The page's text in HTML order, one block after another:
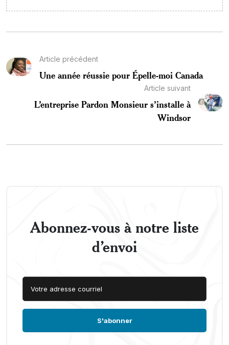
Article précédent
Une année réussie pour Épelle-moi Canada
Article suivant
L’entreprise Pardon Monsieur s’installe à
Windsor
Abonnez-vous à notre liste
d’envoi